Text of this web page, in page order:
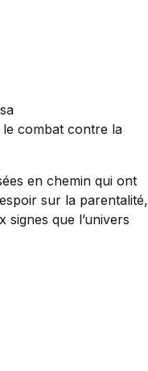
le combat contre la
en chemin qui ont
sur la parentalité,
que l’univers